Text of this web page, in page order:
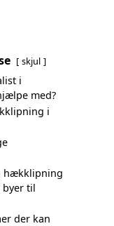
skjul
i
med?
i
hækklipning
til
der kan